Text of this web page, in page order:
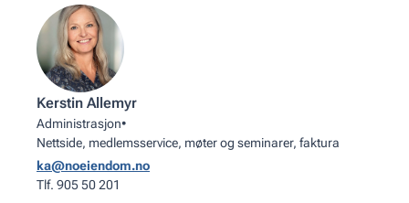
Kerstin Allemyr
Administrasjon•
Nettside, medlemsservice, møter og seminarer, faktura
ka@noeiendom.no
Tlf. 905 50 201